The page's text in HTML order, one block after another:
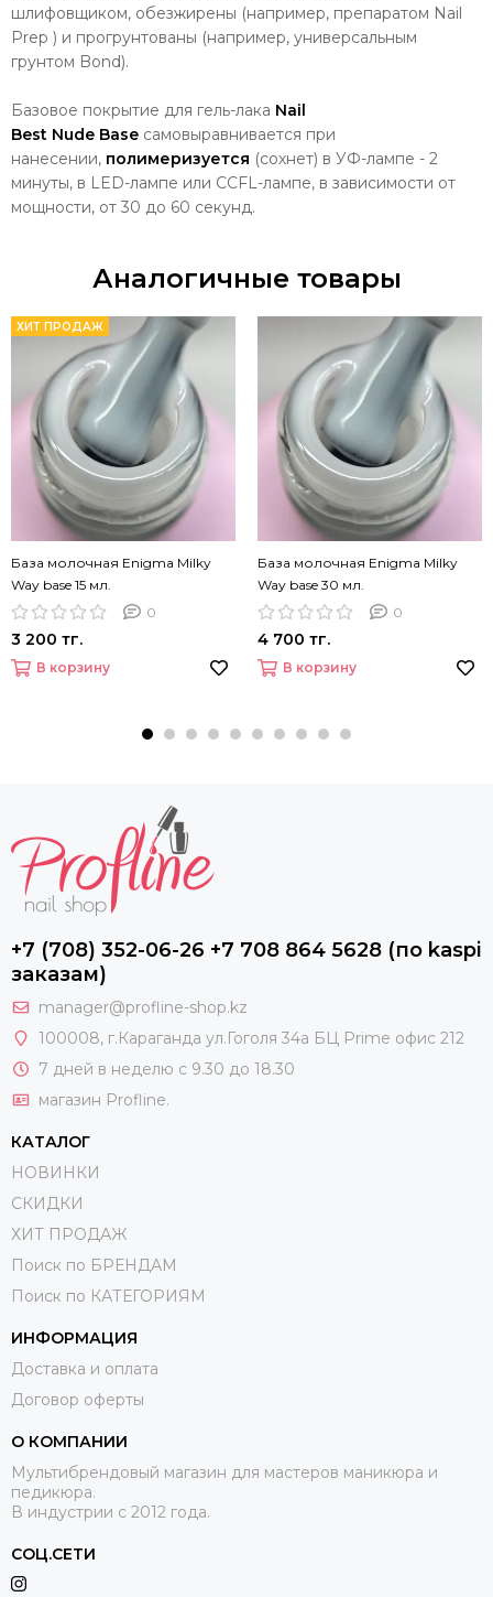
шлифовщиком, обезжирены (например, препаратом Nail
Prep ) и прогрунтованы (например, универсальным
грунтом Bond).
Базовое покрытие для гель-лака Nail
Best Nude Base самовыравнивается при
нанесении, полимеризуется (сохнет) в УФ-лампе - 2
минуты, в LED-лампе или CCFL-лампе, в зависимости от
мощности, от 30 до 60 секунд.
Аналогичные товары
ХИТ ПРОДАЖ
База молочная Enigma Milky
Way base 15 мл.
0
3 200 тг.
В корзину
База молочная Enigma Milky
Way base 30 мл.
0
4 700 тг.
В корзину
+7 (708) 352-06-26 +7 708 864 5628 (по kaspi
заказам)
manager@profline-shop.kz
100008, г.Караганда ул.Гоголя 34а БЦ Prime офис 212
7 дней в неделю с 9.30 до 18.30
магазин Profline.
КАТАЛОГ
НОВИНКИ
СКИДКИ
ХИТ ПРОДАЖ
Поиск по БРЕНДАМ
Поиск по КАТЕГОРИЯМ
ИНФОРМАЦИЯ
Доставка и оплата
Договор оферты
О КОМПАНИИ
Мультибрендовый магазин для мастеров маникюра и
педикюра.
В индустрии с 2012 года.
СОЦ.СЕТИ